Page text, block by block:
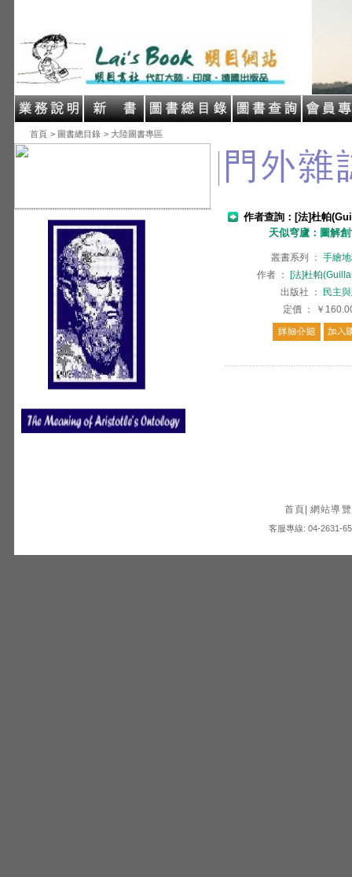
首頁 > 圖書總目錄 > 大陸圖書專區
作者查詢：[法]杜帕
天似穹廬：圖解
叢書系列 ： 手繪
作者 ：
[法]杜帕
出版社
：
民主
定價 ： ￥
首頁 網站導覽
客服專線: 04-2631-